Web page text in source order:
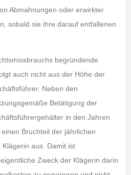
Abmahnungen oder erwirkter
sobald sie ihre darauf entfallenen
begründende
auch nicht aus der Höhe der
Neben den
Betätigung der
in den Jahren
Bruchteil der jährlichen
aus. Damit ist
Zweck der Klägerin darin